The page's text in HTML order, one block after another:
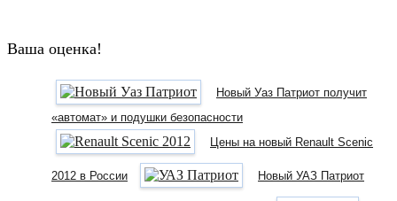
Ваша оценка!
Новый Уаз Патриот получит
«автомат» и подушки безопасности
Цены на новый Renault Scenic
2012 в России Новый УАЗ Патриот